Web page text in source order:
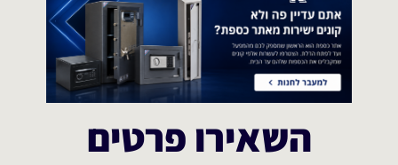
השאירו פרטים